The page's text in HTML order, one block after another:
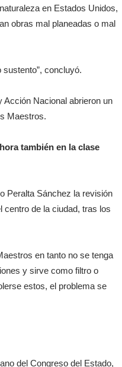
en Estados Unidos,
obras mal planeadas o mal
concluyó.
Nacional abrieron un
Maestros.
también en la clase
Peralta Sánchez la revisión
centro de la ciudad, tras los
en tanto no se tenga
y sirve como filtro o
estos, el problema se
del Congreso del Estado,